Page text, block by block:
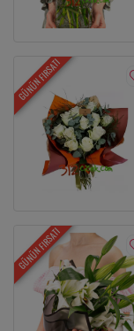
GÜNÜN FIRSATI
GÜNÜN FIRSATI